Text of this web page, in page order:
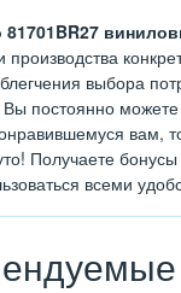
производства
выбора
постоянно
вам,
Получаете
всеми